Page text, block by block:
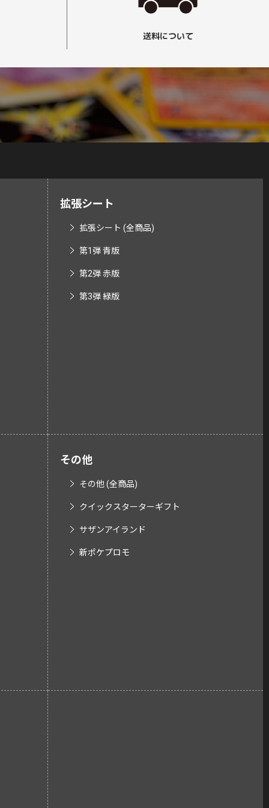
送料について
拡張シート
拡張シート (全商品)
第1弾 青版
第2弾 赤版
第3弾 緑版
その他
その他 (全商品)
クイックスターターギフト
サザンアイランド
新ポケプロモ